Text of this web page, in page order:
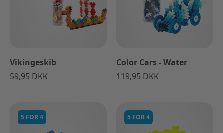
Vikingeskib
59,95 DKK
Color Cars - Water
119,95 DKK
5 FOR 4 5 FOR 4